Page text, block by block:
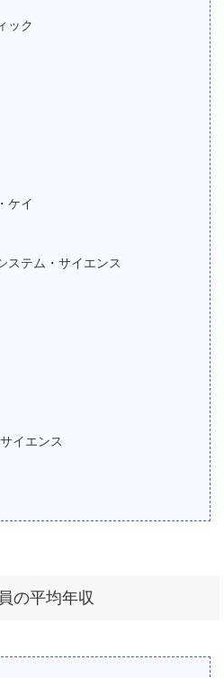
ック
ケイ
ステム・サイエンス
イエンス
の平均年収